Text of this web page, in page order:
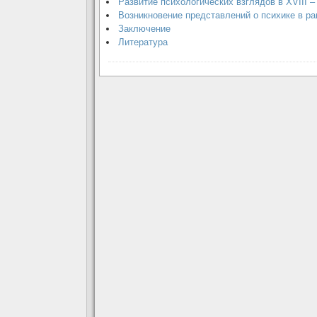
Возникновение представлений о психике в
Заключение
Литература